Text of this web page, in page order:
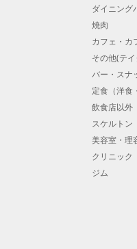
ダイニング
焼肉
カフェ・カ
その他(テ
バー・スナ
定食（洋食
飲食店以外
スケルトン
美容室・理
クリニック
ジム